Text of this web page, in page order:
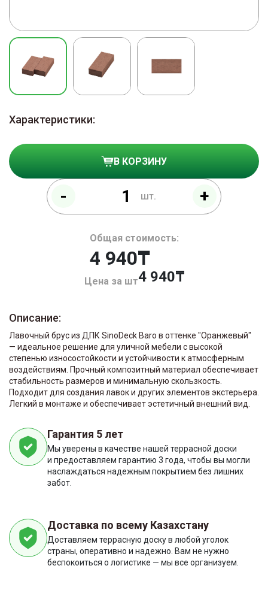
Характеристики:
- шт. +
В КОРЗИНУ
Цена за шт4 940
Общая стоимость:
4 940₸
Описание:
Лавочный брус из ДПК SinoDeck Baro в оттенке "Оранжевый"
— идеальное решение для уличной мебели с высокой
степенью износостойкости и устойчивости к атмосферным
воздействиям. Прочный композитный материал обеспечивает
стабильность размеров и минимальную скользкость.
Подходит для создания лавок и других элементов экстерьера.
Легкий в монтаже и обеспечивает эстетичный внешний вид.
Гарантия 5 лет
Мы уверены в качестве нашей террасной доски
и предоставляем гарантию 3 года, чтобы вы могли
наслаждаться надежным покрытием без лишних
забот.
Доставка по всему Казахстану
Доставляем террасную доску в любой уголок
страны, оперативно и надежно. Вам не нужно
беспокоиться о логистике — мы все организуем.